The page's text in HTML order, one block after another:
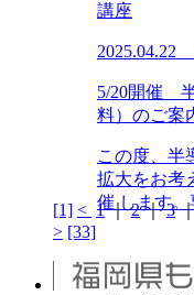
講座
2025.04.22
5/20開催
料）のご案
この度、半
拡大をお考
催 します。
[1] < 1｜2｜3
> [33]